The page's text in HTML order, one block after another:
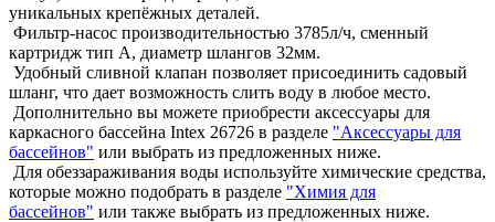
уникальных крепёжных деталей.
Фильтр-насос производительностью 3785л/ч, сменный
картридж тип А, диаметр шлангов 32мм.
Удобный сливной клапан позволяет присоединить садовый
шланг, что дает возможность слить воду в любое место.
Дополнительно вы можете приобрести аксессуары для
каркасного бассейна Intex 26726 в разделе "Аксессуары для
бассейнов" или выбрать из предложенных ниже.
Для обеззараживания воды используйте химические средства,
которые можно подобрать в разделе "Химия для
бассейнов" или также выбрать из предложенных ниже.